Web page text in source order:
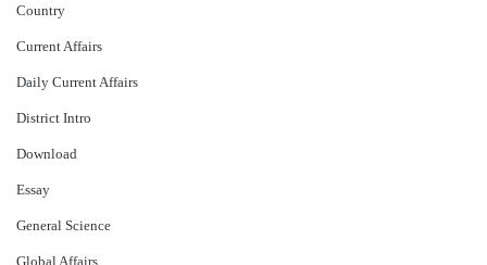
Country
Current Affairs
Daily Current Affairs
District Intro
Download
Essay
General Science
Global Affairs